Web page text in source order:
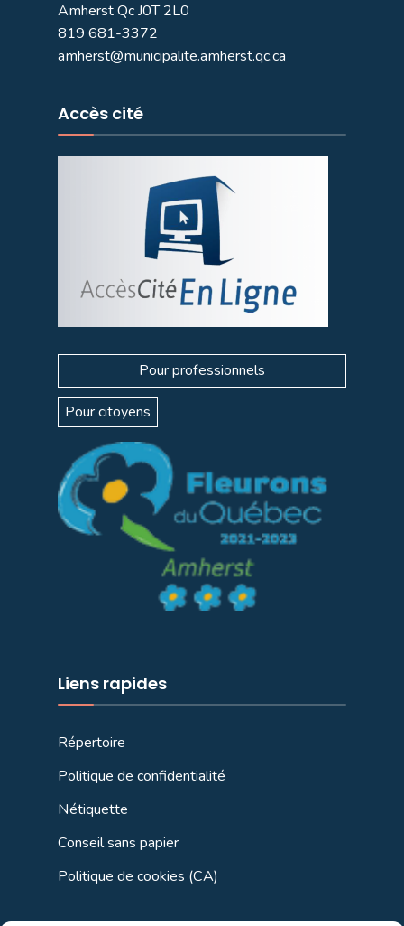
Amherst Qc J0T 2L0
819 681-3372
amherst@municipalite.amherst.qc.ca
Accès cité
Pour professionnels
Pour citoyens
Liens rapides
Répertoire
Politique de confidentialité
Nétiquette
Conseil sans papier
Politique de cookies (CA)